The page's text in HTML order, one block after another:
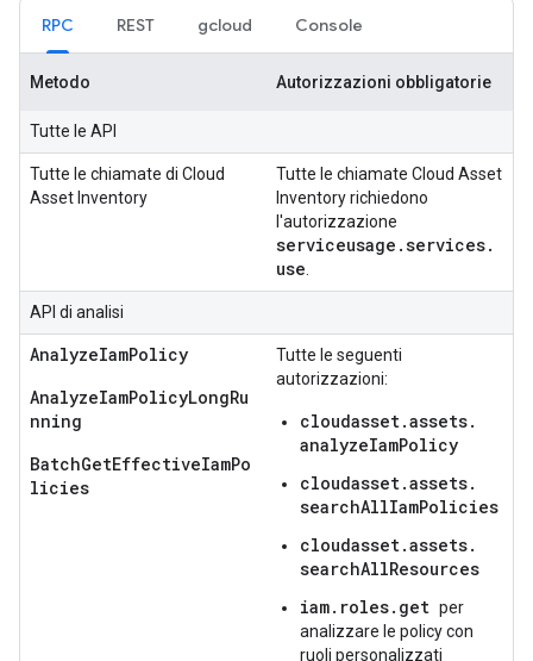
RPC REST gcloud Console
Metodo Autorizzazioni obbligatorie
Tutte le API
Tutte le chiamate di Cloud
Asset Inventory
Tutte le chiamate Cloud Asset
Inventory richiedono
l'autorizzazione
serviceusage.services.
use
API di analisi
AnalyzeIamPolicy
AnalyzeIamPolicyLongRu
nning
BatchGetEffectiveIamPo
licies
Tutte le seguenti
autorizzazioni:
cloudasset.assets.
analyzeIamPolicy
cloudasset.assets.
searchAllIamPolicies
cloudasset.assets.
searchAllResources
iam.roles.get per
analizzare le policy con
ruoli personalizzati